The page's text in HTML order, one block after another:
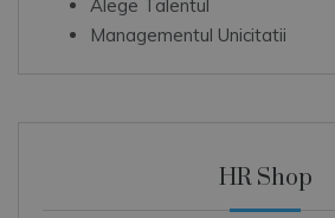
Alege Talentul
Managementul Unicitatii
HR Shop